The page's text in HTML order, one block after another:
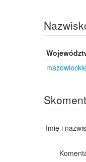
Imię i